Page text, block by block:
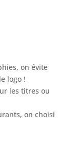
on évite
logo !
les titres ou
on choisi